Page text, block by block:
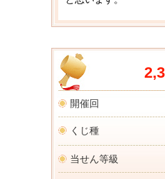
開催回
くじ種
当せん等級